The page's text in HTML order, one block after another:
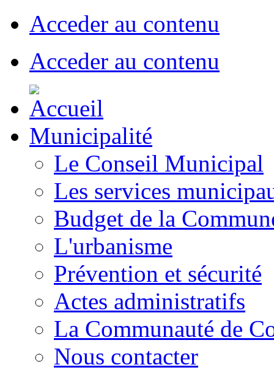
Acceder au contenu
Acceder au contenu
Municipalité
Le Conseil Municipal
Les services
Budget de la
L'urbanisme
Prévention et sécurité
Actes administratifs
La Communauté de
Nous contacter